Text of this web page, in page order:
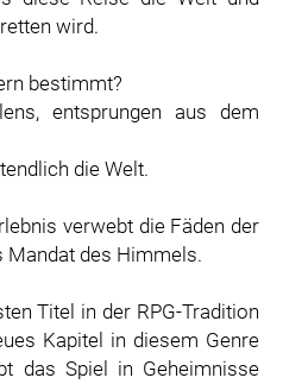
wird.
bestimmt?
entsprungen aus dem
die Welt.
verwebt die Fäden der
Mandat des Himmels.
Titel in der RPG-Tradition
Kapitel in diesem Genre
das Spiel in Geheimnisse